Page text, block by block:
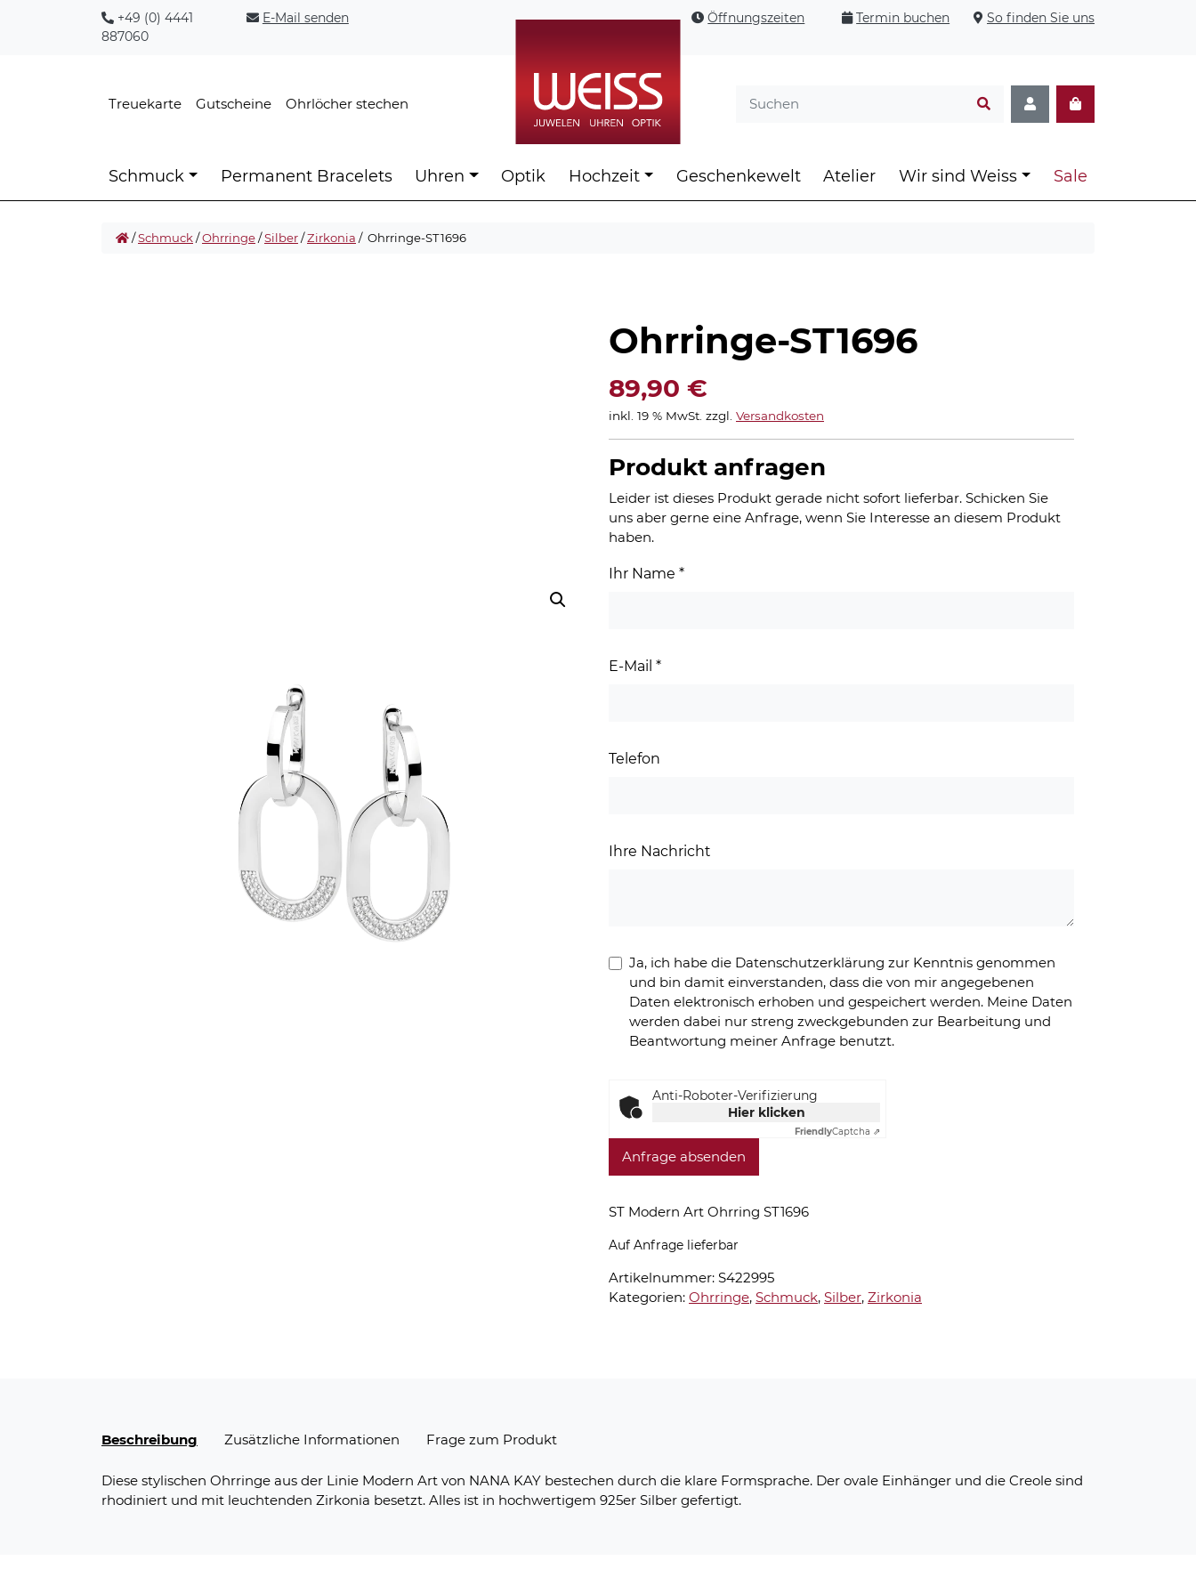
+49 (0) 4441
887060
E-Mail senden Öffnungszeiten Termin buchen So finden Sie uns
Treuekarte Gutscheine Ohrlöcher stechen
Schmuck Permanent Bracelets Uhren Optik Hochzeit Geschenkewelt Atelier Wir sind Weiss Sale
/Schmuck/Ohrringe/Silber/Zirkonia / Ohrringe-ST1696
Ohrringe-ST1696
89,90 €
inkl. 19 % MwSt. zzgl. Versandkosten
Produkt anfragen
Leider ist dieses Produkt gerade nicht sofort lieferbar. Schicken Sie
uns aber gerne eine Anfrage, wenn Sie Interesse an diesem Produkt
haben.
Ihr Name *
E-Mail *
Telefon
Ihre Nachricht
Ja, ich habe die Datenschutzerklärung zur Kenntnis genommen
und bin damit einverstanden, dass die von mir angegebenen
Daten elektronisch erhoben und gespeichert werden. Meine Daten
werden dabei nur streng zweckgebunden zur Bearbeitung und
Beantwortung meiner Anfrage benutzt.
Anti-Roboter-Verifizierung
Hier klicken
FriendlyCaptcha ⇗
Anfrage absenden
ST Modern Art Ohrring ST1696
Auf Anfrage lieferbar
Artikelnummer: S422995
Kategorien: Ohrringe, Schmuck, Silber, Zirkonia
Beschreibung Zusätzliche Informationen Frage zum Produkt
Diese stylischen Ohrringe aus der Linie Modern Art von NANA KAY bestechen durch die klare Formsprache. Der ovale Einhänger und die Creole sind
rhodiniert und mit leuchtenden Zirkonia besetzt. Alles ist in hochwertigem 925er Silber gefertigt.